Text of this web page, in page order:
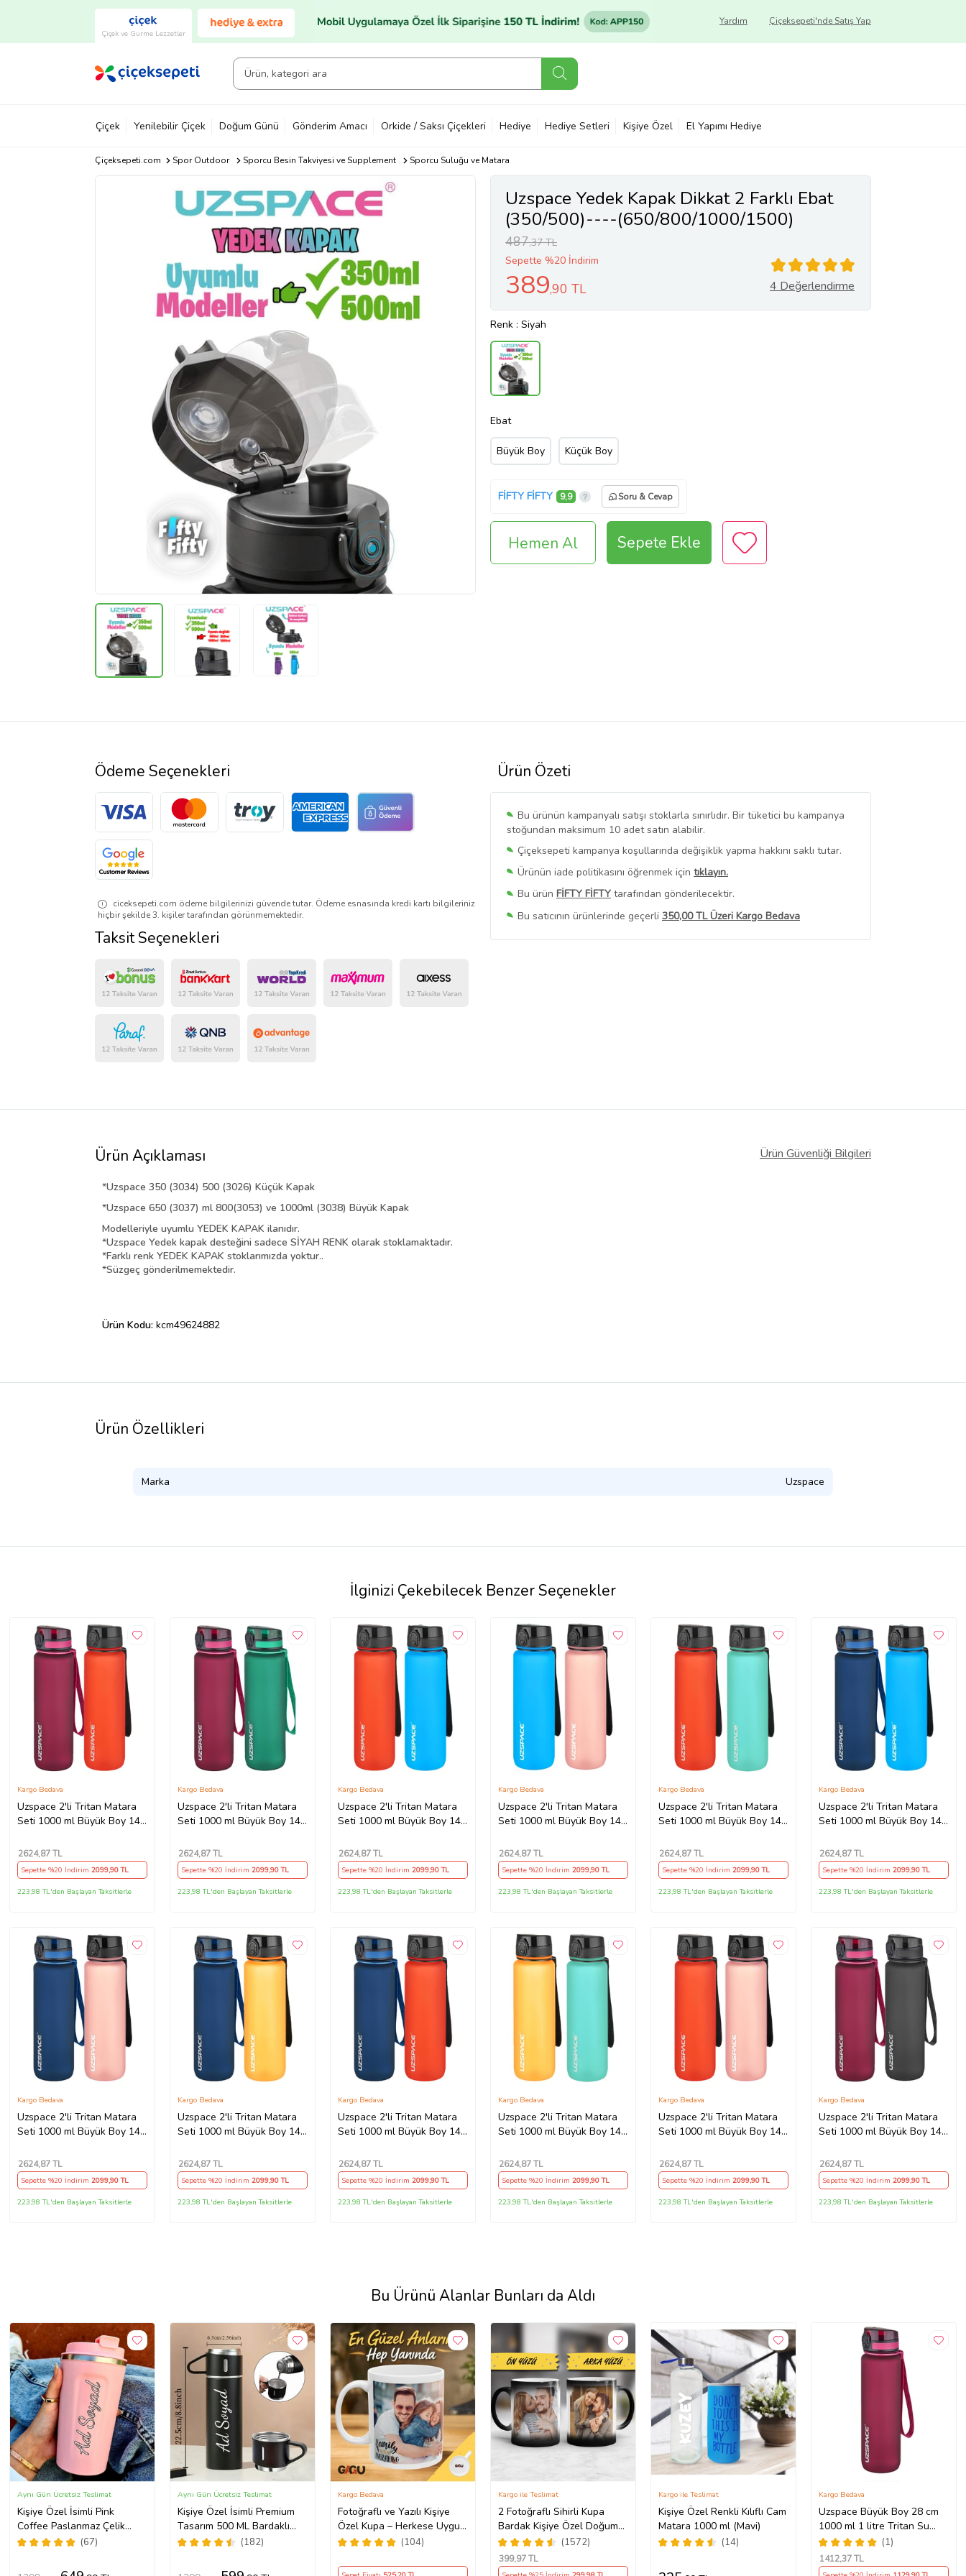
Çiçek ve Gurme Lezzetler
Çiçeksepeti'nde Satış Yap
Yardım
Çiçek Yenilebilir Çiçek Doğum Günü Gönderim Amacı Orkide / Saksı Çiçekleri Hediye Hediye Setleri Kişiye Özel El Yapımı Hediye
Çiçeksepeti.com Spor Outdoor Sporcu Besin Takviyesi ve Supplement Sporcu Suluğu ve Matara
Uzspace Yedek Kapak Dikkat 2 Farklı Ebat
(350/500)----(650/800/1000/1500)
487,37 TL
Sepette %20 İndirim
389,90 TL 4 Değerlendirme
Renk : Siyah
Ebat
Büyük Boy Küçük Boy
FİFTY FİFTY 9,9 Soru & Cevap
Hemen Al Sepete Ekle
Ürün Özeti
Bu ürünün kampanyalı satışı stoklarla sınırlıdır. Bir tüketici bu kampanya
stoğundan maksimum 10 adet satın alabilir.
Çiçeksepeti kampanya koşullarında değişiklik yapma hakkını saklı tutar.
Ürünün iade politikasını öğrenmek için tıklayın.
Bu ürün FİFTY FİFTY tarafından gönderilecektir.
Bu satıcının ürünlerinde geçerli 350,00 TL Üzeri Kargo Bedava
Bu SatıcınınTüm Ürünlerini Görüntüle
Ödeme Seçenekleri
ciceksepeti.com ödeme bilgilerinizi güvende tutar. Ödeme esnasında kredi kartı bilgileriniz
hiçbir şekilde 3. kişiler tarafından görünmemektedir.
Taksit Seçenekleri
Ürün Açıklaması Ürün Güvenliği Bilgileri
*Uzspace 350 (3034) 500 (3026) Küçük Kapak
*Uzspace 650 (3037) ml 800(3053) ve 1000ml (3038) Büyük Kapak
Modelleriyle uyumlu YEDEK KAPAK ilanıdır.
*Uzspace Yedek kapak desteğini sadece SİYAH RENK olarak stoklamaktadır.
*Farklı renk YEDEK KAPAK stoklarımızda yoktur..
*Süzgeç gönderilmemektedir.
Ürün Kodu: kcm49624882
Ürün Özellikleri
Marka Uzspace
İlginizi Çekebilecek Benzer Seçenekler
Uzspace 2'li Tritan Matara
Seti 1000 ml Büyük Boy 14
FiftyFifty -3038seta
Kargo Bedava
2624,87 TL
Sepette %20 İndirim 2099,90 TL
223,98 TL'den Başlayan Taksitlerle
Uzspace 2'li Tritan Matara
Seti 1000 ml Büyük Boy 14
FiftyFifty -3038seta
Kargo Bedava
2624,87 TL
Sepette %20 İndirim 2099,90 TL
223,98 TL'den Başlayan Taksitlerle
Uzspace 2'li Tritan Matara
Seti 1000 ml Büyük Boy 14
FiftyFifty -3038seta
Kargo Bedava
2624,87 TL
Sepette %20 İndirim 2099,90 TL
223,98 TL'den Başlayan Taksitlerle
Uzspace 2'li Tritan Matara
Seti 1000 ml Büyük Boy 14
FiftyFifty -3038seta
Kargo Bedava
2624,87 TL
Sepette %20 İndirim 2099,90 TL
223,98 TL'den Başlayan Taksitlerle
Uzspace 2'li Tritan Matara
Seti 1000 ml Büyük Boy 14
FiftyFifty -3038seta
Kargo Bedava
2624,87 TL
Sepette %20 İndirim2099,90 TL
223,98 TL'den Başlayan Taksitlerle
Uzspace 2'li Tritan Matara
Seti 1000 ml Büyük Boy 14
FiftyFifty -3038seta
Kargo Bedava
2624,87 TL
Sepette %20 İndirim2099,90 TL
223,98 TL'den Başlayan Taksitlerle
Uzspace 2'li Tritan Matara
Seti 1000 ml Büyük Boy 14
FiftyFifty -3038seta
Kargo Bedava
2624,87 TL
Sepette %20 İndirim 2099,90 TL
223,98 TL'den Başlayan Taksitlerle
Uzspace 2'li Tritan Matara
Seti 1000 ml Büyük Boy 14
FiftyFifty -3038seta
Kargo Bedava
2624,87 TL
Sepette %20 İndirim 2099,90 TL
223,98 TL'den Başlayan Taksitlerle
Uzspace 2'li Tritan Matara
Seti 1000 ml Büyük Boy 14
FiftyFifty -3038seta
Kargo Bedava
2624,87 TL
Sepette %20 İndirim 2099,90 TL
223,98 TL'den Başlayan Taksitlerle
Uzspace 2'li Tritan Matara
Seti 1000 ml Büyük Boy 14
FiftyFifty -3038seta
Kargo Bedava
2624,87 TL
Sepette %20 İndirim 2099,90 TL
223,98 TL'den Başlayan Taksitlerle
Uzspace 2'li Tritan Matara
Seti 1000 ml Büyük Boy 14
FiftyFifty -3038seta
Kargo Bedava
2624,87 TL
Sepette %20 İndirim2099,90 TL
223,98 TL'den Başlayan Taksitlerle
Uzspace 2'li Tritan Matara
Seti 1000 ml Büyük Boy 14
FiftyFifty -3038seta
Kargo Bedava
2624,87 TL
Sepette %20 İndirim2099,90 TL
223,98 TL'den Başlayan Taksitlerle
Bu Ürünü Alanlar Bunları da Aldı
Kişiye Özel İsimli Pink
Coffee Paslanmaz Çelik
Pembe Termos Bardak
(67)
Aynı Gün Ücretsiz Teslimat
Kişiye Özel İsimli Premium
Tasarım 500 ML Bardaklı
Paslanmaz Çelik Siyah
(182)
Aynı Gün Ücretsiz Teslimat
Fotoğraflı ve Yazılı Kişiye
Özel Kupa – Herkese Uygun
Anlamlı Hediye Porselen(104)
Kargo Bedava
2 Fotoğraflı Sihirli Kupa
Bardak Kişiye Özel Doğum
Günü Hediyesi Sevgiliye
Hediye Anneye Babaya
Ablaya Abiye Kız Erkek
(1572)
Kargo ile Teslimat
399,97 TL
Kişiye Özel Renkli Kılıflı Cam
Matara 1000 ml (Mavi)
(14)
Kargo ile Teslimat
Uzspace Büyük Boy 28 cm
1000 ml 1 litre Tritan Su
Matarası 14 Renk FiftyFifty
Softtouch (Kırmızı)
(1)
Kargo Bedava
1412,37 TL